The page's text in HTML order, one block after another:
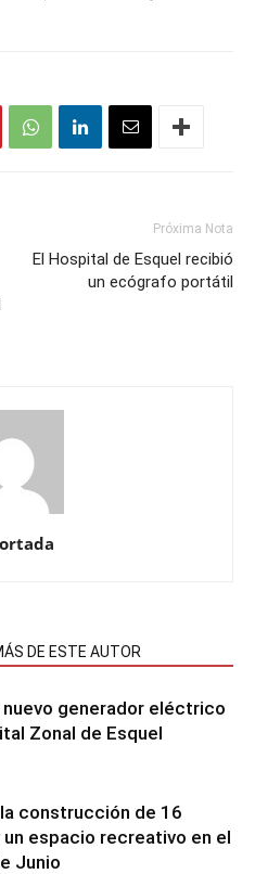
Próxima Nota
El Hospital de Esquel recibió
un ecógrafo portátil
DE ESTE AUTOR
nuevo generador eléctrico
Zonal de Esquel
construcción de 16
un espacio recreativo en el
Junio